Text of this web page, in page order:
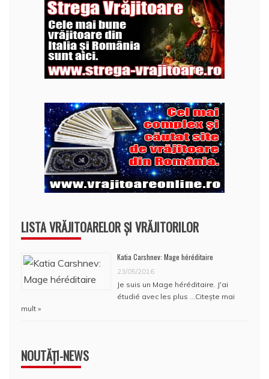
LISTA VRĂJITOARELOR ȘI VRĂJITORILOR
Katia Carshnev: Mage héréditaire
23/05/2016
Je suis un Mage héréditaire. J'ai
étudié avec les plus … Citește mai
mult »
NOUTĂȚI-NEWS